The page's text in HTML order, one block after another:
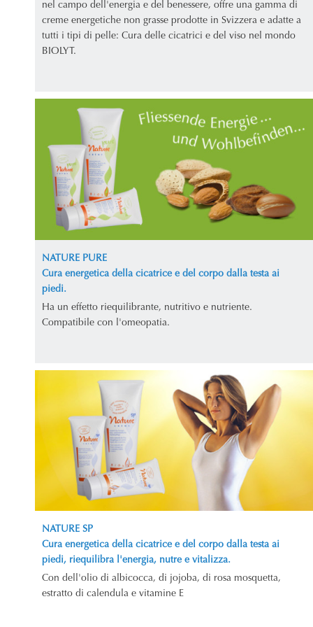
nel campo dell'energia e del benessere, offre una gamma di
creme energetiche non grasse prodotte in Svizzera e adatte a
tutti i tipi di pelle: Cura delle cicatrici e del viso nel mondo
BIOLYT.
NATURE PURE
Cura energetica della cicatrice e del corpo dalla testa ai
piedi.
Ha un effetto riequilibrante, nutritivo e nutriente.
Compatibile con l'omeopatia.
NATURE SP
Cura energetica della cicatrice e del corpo dalla testa ai
piedi, riequilibra l'energia, nutre e vitalizza.
Con dell'olio di albicocca, di jojoba, di rosa mosquetta,
estratto di calendula e vitamine E